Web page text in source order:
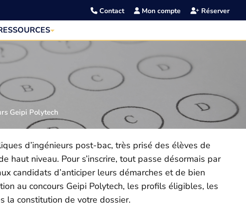
Contact Mon compte Réserver
Geipi Polytech
d’ingénieurs post-bac, très prisé des élèves de
niveau. Pour s’inscrire, tout passe désormais par
candidats d’anticiper leurs démarches et de bien
au concours Geipi Polytech, les profils éligibles, les
la constitution de votre dossier.